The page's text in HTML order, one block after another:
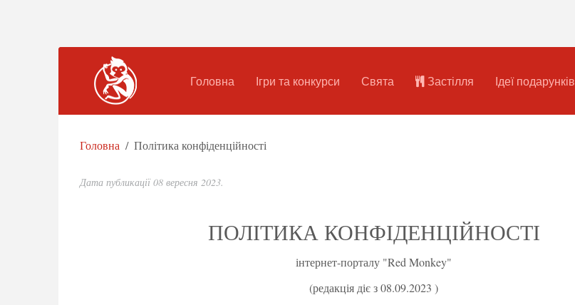
Головна Ігри та конкурси Свята Застілля Ідеї подарунків
Головна Політика конфіденційності
Дата публикації08 вересня 2023.
ПОЛІТИКА КОНФІДЕНЦІЙНОСТІ
інтернет-порталу "Red Monkey"
(редакція діє з 08.09.2023 )